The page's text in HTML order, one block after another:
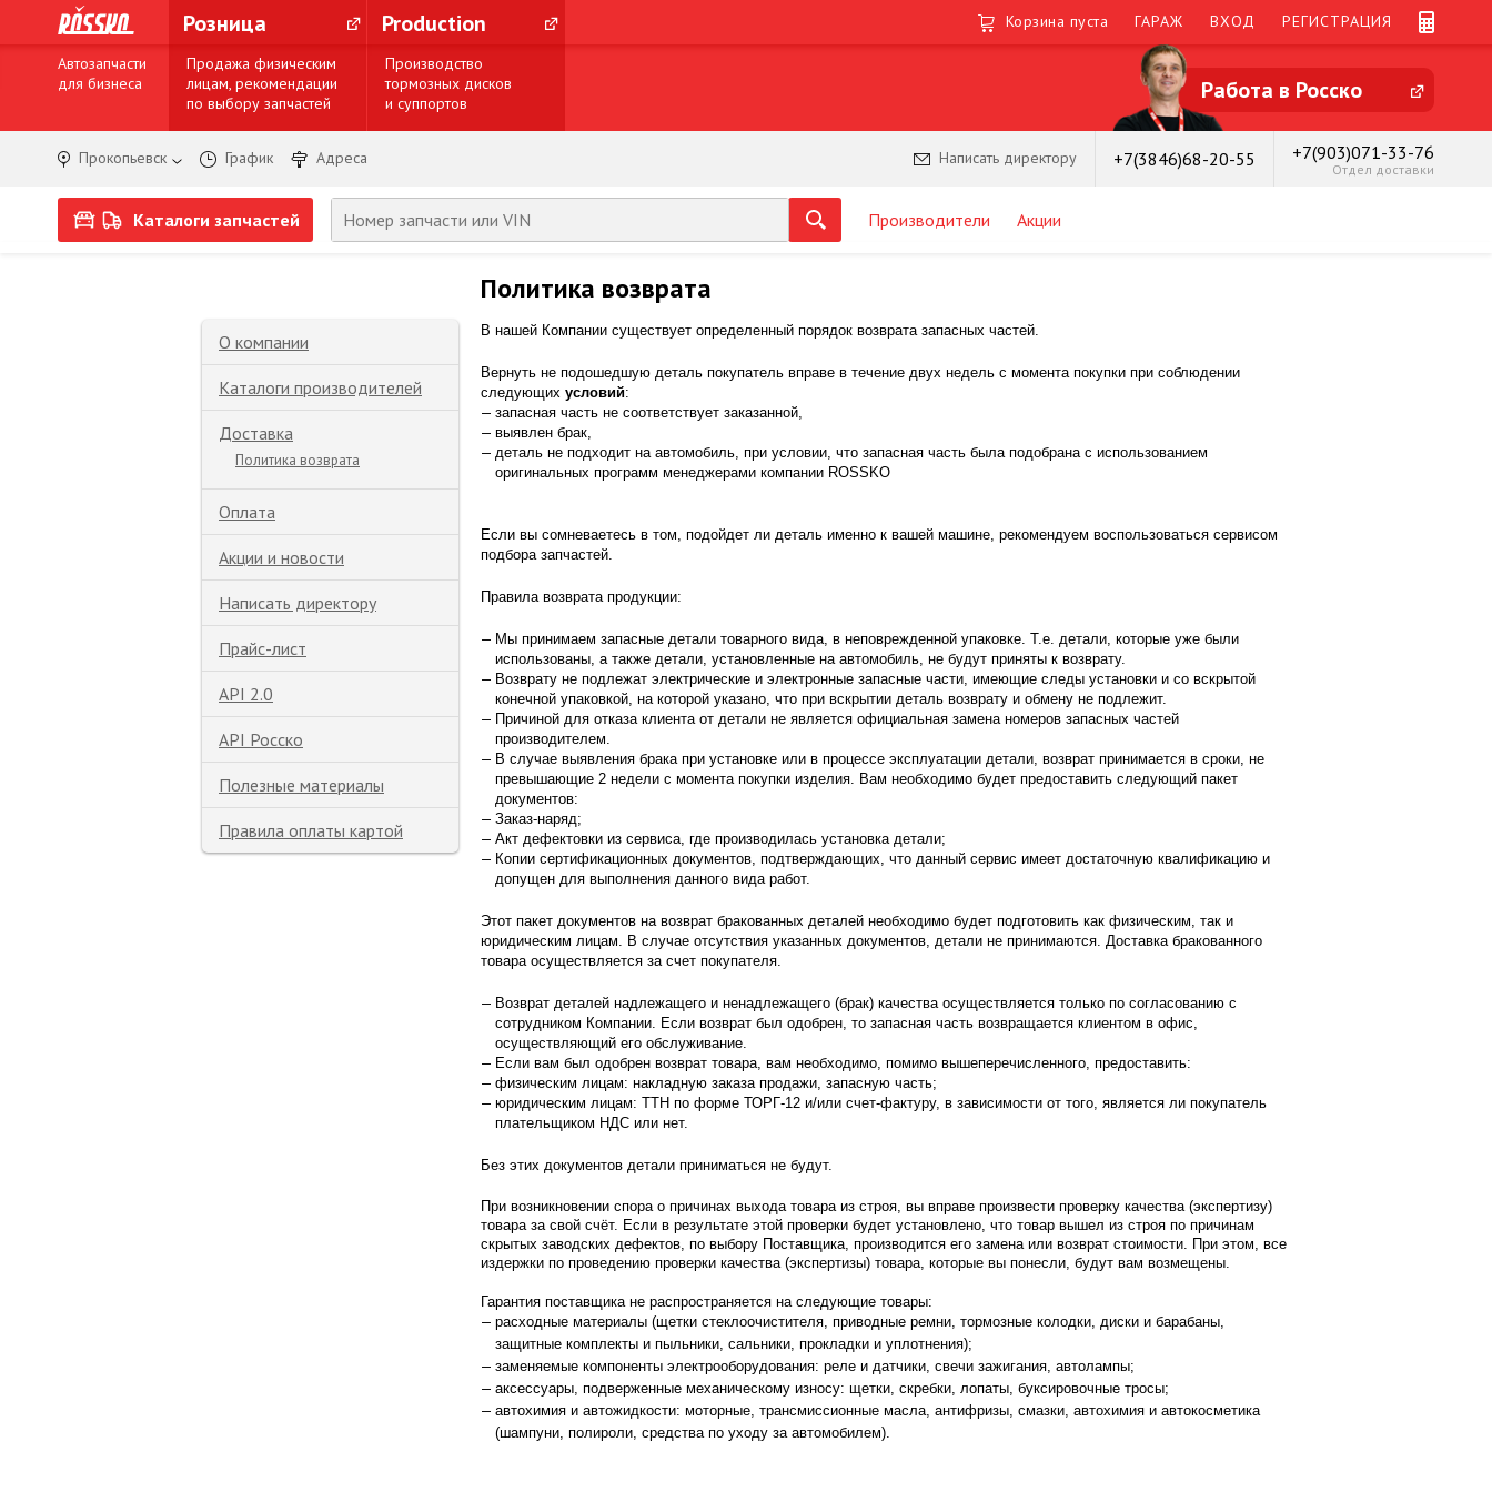
Розница Production Корзина пуста ГАРАЖ ВХОД РЕГИСТРАЦИЯ
Автозапчасти
для бизнеса
Продажа физическим
лицам, рекомендации
по выбору запчастей
Производство
тормозных дисков
и суппортов
Работа в Росско
Прокопьевск График Адреса Написать директору +7(3846)68-20-55 +7(903)071-33-76
Отдел доставки
Каталоги запчастей Производители Акции
О компании
Каталоги производителей
Доставка
Политика возврата
Оплата
Акции и новости
Написать директору
Прайс-лист
API 2.0
API Росско
Полезные материалы
Правила оплаты картой
Политика возврата
В нашей Компании существует определенный порядок возврата запасных частей.
Вернуть не подошедшую деталь покупатель вправе в течение двух недель с момента покупки при соблюдении
следующих условий:
запасная часть не соответствует заказанной,
выявлен брак,
деталь не подходит на автомобиль, при условии, что запасная часть была подобрана с использованием
оригинальных программ менеджерами компании ROSSKO
Если вы сомневаетесь в том, подойдет ли деталь именно к вашей машине, рекомендуем воспользоваться сервисом
подбора запчастей.
Правила возврата продукции:
Мы принимаем запасные детали товарного вида, в неповрежденной упаковке. Т.е. детали, которые уже были
использованы, а также детали, установленные на автомобиль, не будут приняты к возврату.
Возврату не подлежат электрические и электронные запасные части, имеющие следы установки и со вскрытой
конечной упаковкой, на которой указано, что при вскрытии деталь возврату и обмену не подлежит.
Причиной для отказа клиента от детали не является официальная замена номеров запасных частей
производителем.
В случае выявления брака при установке или в процессе эксплуатации детали, возврат принимается в сроки, не
превышающие 2 недели с момента покупки изделия. Вам необходимо будет предоставить следующий пакет
документов:
Заказ-наряд;
Акт дефектовки из сервиса, где производилась установка детали;
Копии сертификационных документов, подтверждающих, что данный сервис имеет достаточную квалификацию и
допущен для выполнения данного вида работ.
Этот пакет документов на возврат бракованных деталей необходимо будет подготовить как физическим, так и
юридическим лицам. В случае отсутствия указанных документов, детали не принимаются. Доставка бракованного
товара осуществляется за счет покупателя.
Возврат деталей надлежащего и ненадлежащего (брак) качества осуществляется только по согласованию с
сотрудником Компании. Если возврат был одобрен, то запасная часть возвращается клиентом в офис,
осуществляющий его обслуживание.
Если вам был одобрен возврат товара, вам необходимо, помимо вышеперечисленного, предоставить:
физическим лицам: накладную заказа продажи, запасную часть;
юридическим лицам: ТТН по форме ТОРГ-12 и/или счет-фактуру, в зависимости от того, является ли покупатель
плательщиком НДС или нет.
Без этих документов детали приниматься не будут.
При возникновении спора о причинах выхода товара из строя, вы вправе произвести проверку качества (экспертизу)
товара за свой счёт. Если в результате этой проверки будет установлено, что товар вышел из строя по причинам
скрытых заводских дефектов, по выбору Поставщика, производится его замена или возврат стоимости. При этом, все
издержки по проведению проверки качества (экспертизы) товара, которые вы понесли, будут вам возмещены.
Гарантия поставщика не распространяется на следующие товары:
расходные материалы (щетки стеклоочистителя, приводные ремни, тормозные колодки, диски и барабаны,
защитные комплекты и пыльники, сальники, прокладки и уплотнения);
заменяемые компоненты электрооборудования: реле и датчики, свечи зажигания, автолампы;
аксессуары, подверженные механическому износу: щетки, скребки, лопаты, буксировочные тросы;
автохимия и автожидкости: моторные, трансмиссионные масла, антифризы, смазки, автохимия и автокосметика
(шампуни, полироли, средства по уходу за автомобилем).